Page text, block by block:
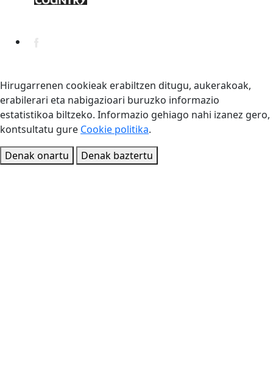
Hirugarrenen cookieak erabiltzen ditugu, aukerakoak,
erabilerari eta nabigazioari buruzko informazio
estatistikoa biltzeko. Informazio gehiago nahi izanez gero,
kontsultatu gure Cookie politika.
Denak onartu
Denak baztertu